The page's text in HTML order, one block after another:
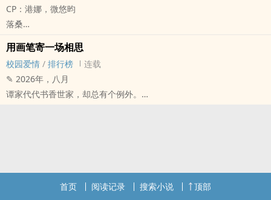
CP：港娜，微悠昀
落桑
NCT[NCT（Neo Culture Technology，엔시티）] - 同人衍生 - BL -
短篇
完结 - 民国 - HE - 第三人称
1v1
用画笔寄一场相思
校园爱情 / 排行榜
连载
✎ 2026年，八月
谭家代代书香世家，却总有个例外。
声，却胜过有声。
首页 阅读记录 搜索小说 顶部